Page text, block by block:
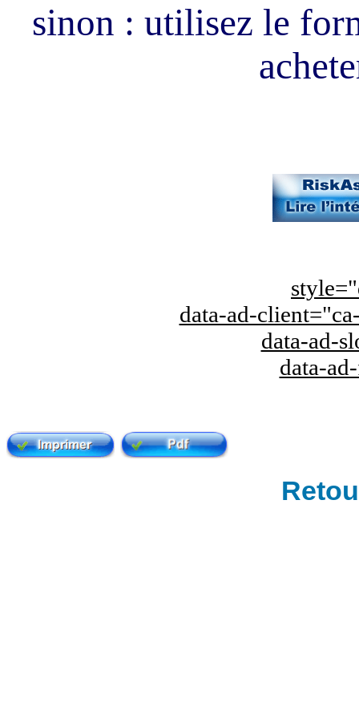
sinon : utilisez le
data-ad-
data-ad-
data-